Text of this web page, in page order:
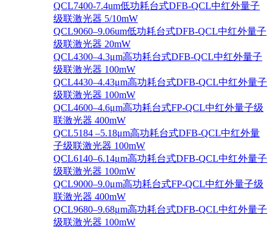
QCL7400-7.4um低功耗台式DFB-QCL中红外量子
级联激光器 5/10mW
QCL9060–9.06um低功耗台式DFB-QCL中红外量子
级联激光器 20mW
QCL4300–4.3μm高功耗台式DFB-QCL中红外量子
级联激光器 100mW
QCL4430–4.43μm高功耗台式DFB-QCL中红外量子
级联激光器 100mW
QCL4600–4.6μm高功耗台式FP-QCL中红外量子级
联激光器 400mW
QCL5184 –5.18μm高功耗台式DFB-QCL中红外量
子级联激光器 100mW
QCL6140–6.14μm高功耗台式DFB-QCL中红外量子
级联激光器 100mW
QCL9000–9.0μm高功耗台式FP-QCL中红外量子级
联激光器 400mW
QCL9680–9.68μm高功耗台式DFB-QCL中红外量子
级联激光器 100mW